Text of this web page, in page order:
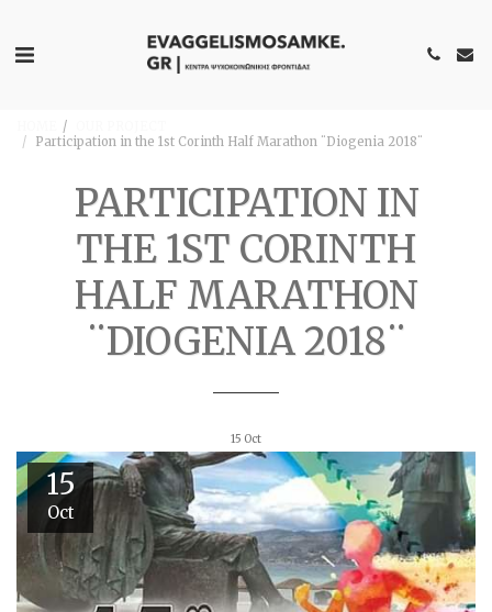
Participation in the 1st Corinth Half Marathon ¨Diogenia 2018¨
PARTICIPATION IN
THE 1ST CORINTH
HALF MARATHON
¨DIOGENIA 2018¨
15 Oct
15
Oct